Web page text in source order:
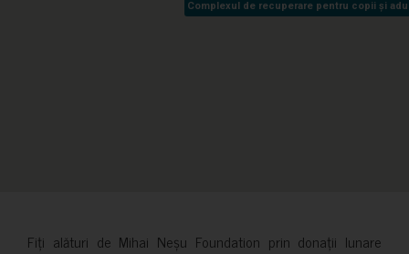
Complexul de recuperare pentru copii și
Complexul de recuperare pentru copii și
Fiți alături de Mihai Neșu Foundation prin donații lunare